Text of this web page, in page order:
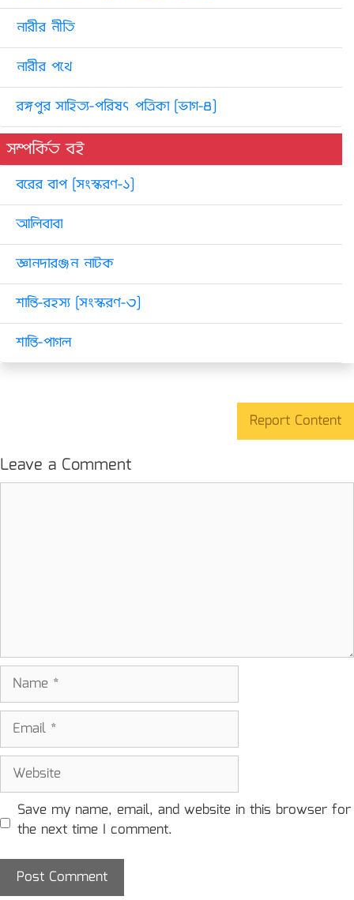
নারীর নীতি
নারীর পথে
রঙ্গপুর সাহিত্য-পরিষৎ পত্রিকা [ভাগ-৪]
সম্পর্কিত বই
বরের বাপ [সংস্করণ-১]
আলিবাবা
জ্ঞানদারঞ্জন নাটক
শান্তি-রহস্য [সংস্করণ-৩]
শান্তি-পাগল
Report Content
Leave a Comment
Name
Email
Website
Save my name, email, and website in this browser for
the next time I comment.